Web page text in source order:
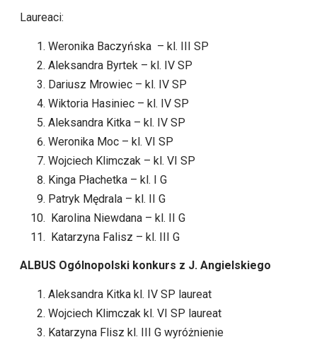
Laureaci:
Weronika Baczyńska – kl. III SP
Aleksandra Byrtek – kl. IV SP
Dariusz Mrowiec – kl. IV SP
Wiktoria Hasiniec – kl. IV SP
Aleksandra Kitka – kl. IV SP
Weronika Moc – kl. VI SP
Wojciech Klimczak – kl. VI SP
Kinga Płachetka – kl. I G
Patryk Mędrala – kl. II G
Karolina Niewdana – kl. II G
Katarzyna Falisz – kl. III G
ALBUS Ogólnopolski konkurs z J. Angielskiego
Aleksandra Kitka kl. IV SP laureat
Wojciech Klimczak kl. VI SP laureat
Katarzyna Flisz kl. III G wyróżnienie